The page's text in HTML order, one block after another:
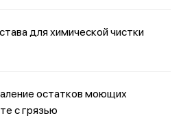
для химической чистки
остатков моющих
с грязью